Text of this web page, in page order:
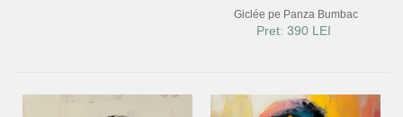
Giclée pe Panza Bumbac
Pret: 390 LEI